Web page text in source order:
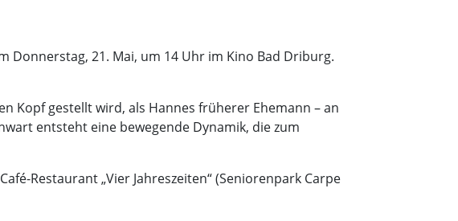
21. Mai, um 14 Uhr im Kino Bad Driburg.
Kopf gestellt wird, als Hannes früherer Ehemann – an
entsteht eine bewegende Dynamik, die zum
Restaurant „Vier Jahreszeiten“ (Seniorenpark Carpe